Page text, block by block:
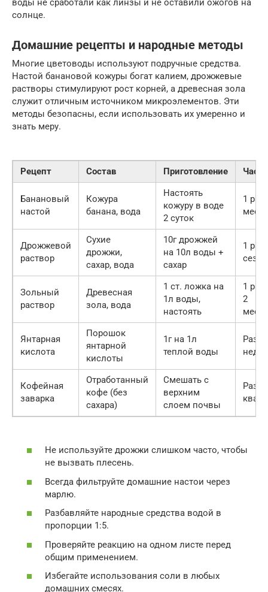
воды не сработали как линзы и не оставили ожогов на
солнце.
Домашние рецепты и народные методы
Многие цветоводы используют подручные средства.
Настой банановой кожуры богат калием, дрожжевые
растворы стимулируют рост корней, а древесная зола
служит отличным источником микроэлементов. Эти
методы безопасны, если использовать их умеренно и
знать меру.
Рецепт Состав Приготовление
Банановый
настой
Кожура
банана, вода
Настоять
кожуру в воде
2 суток
1 раз
Дрожжевой
раствор
Сухие
дрожжи,
сахар, вода
10г дрожжей
на 10л воды +
сахар
1 раз
сезон
Зольный
раствор
Древесная
зола, вода
1 ст. ложка на
1л воды,
настоять
1 раз
2
Янтарная
кислота
Порошок
янтарной
кислоты
1г на 1л
теплой воды
Раз в
Кофейная
заварка
Отработанный
кофе (без
сахара)
Смешать с
верхним
слоем почвы
Раз в
Не используйте дрожжи слишком часто, чтобы
не вызвать плесень.
Всегда фильтруйте домашние настои через
марлю.
Разбавляйте народные средства водой в
пропорции 1:5.
Проверяйте реакцию на одном листе перед
общим применением.
Избегайте использования соли в любых
домашних смесях.